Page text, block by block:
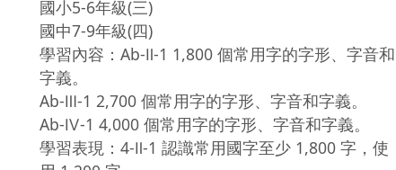
國小5-6年級(三)
國中7-9年級(四)
學習內容：Ab-Ⅱ-1 1,800 個常用字的字形、字音和
字義。
Ab-Ⅲ-1 2,700 個常用字的字形、字音和字義。
Ab-Ⅳ-1 4,000 個常用字的字形、字音和字義。
學習表現：4-Ⅱ-1 認識常用國字至少 1,800 字，使